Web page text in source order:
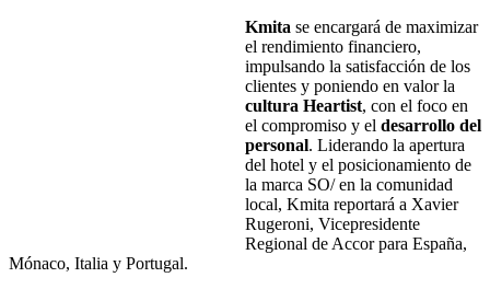
Kmita se encargará de maximizar
el rendimiento financiero,
impulsando la satisfacción de los
clientes y poniendo en valor la
cultura Heartist, con el foco en
el compromiso y el desarrollo del
personal. Liderando la apertura
del hotel y el posicionamiento de
la marca SO/ en la comunidad
local, Kmita reportará a Xavier
Rugeroni, Vicepresidente
Regional de Accor para España,
Mónaco, Italia y Portugal.